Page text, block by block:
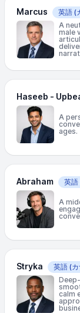
Marcus 英語 (
A
male
Haseeb -
A
ages.
Abraham 英語
A
Stryka 英語 (
calm